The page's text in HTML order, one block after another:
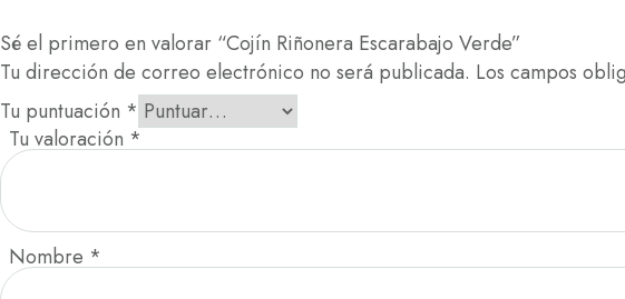
Sé el primero en valorar “Cojín Riñonera Escarabajo Verde”
Tu dirección de correo electrónico no será publicada. Los campos
Tu puntuación *
Tu valoración *
Nombre *